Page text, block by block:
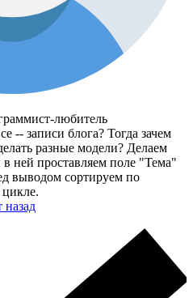
любитель
-- записи блога? Тогда зачем
разные модели? Делаем
ней проставляем поле "Тема"
выводом сортируем по
назад